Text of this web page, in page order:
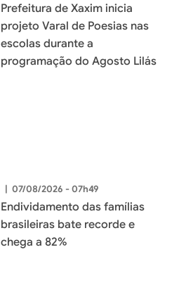
Prefeitura de Xaxim inicia
projeto Varal de Poesias nas
escolas durante a
programação do Agosto Lilás
07/08/2026 - 07h49
Endividamento das famílias
brasileiras bate recorde e
chega a 82%